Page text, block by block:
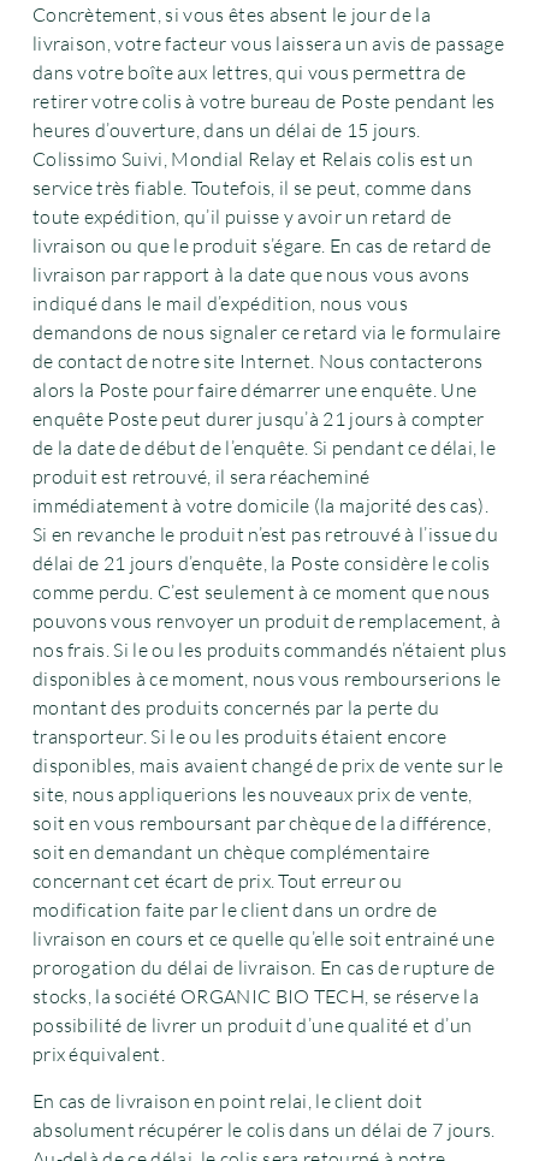
Concrètement, si vous êtes absent le jour de la
livraison, votre facteur vous laissera un avis de passage
dans votre boîte aux lettres, qui vous permettra de
retirer votre colis à votre bureau de Poste pendant les
heures d’ouverture, dans un délai de 15 jours.
Colissimo Suivi, Mondial Relay et Relais colis est un
service très fiable. Toutefois, il se peut, comme dans
toute expédition, qu’il puisse y avoir un retard de
livraison ou que le produit s’égare. En cas de retard de
livraison par rapport à la date que nous vous avons
indiqué dans le mail d’expédition, nous vous
demandons de nous signaler ce retard via le formulaire
de contact de notre site Internet. Nous contacterons
alors la Poste pour faire démarrer une enquête. Une
enquête Poste peut durer jusqu’à 21 jours à compter
de la date de début de l’enquête. Si pendant ce délai, le
produit est retrouvé, il sera réacheminé
immédiatement à votre domicile (la majorité des cas).
Si en revanche le produit n’est pas retrouvé à l’issue du
délai de 21 jours d’enquête, la Poste considère le colis
comme perdu. C’est seulement à ce moment que nous
pouvons vous renvoyer un produit de remplacement, à
nos frais. Si le ou les produits commandés n’étaient plus
disponibles à ce moment, nous vous rembourserions le
montant des produits concernés par la perte du
transporteur. Si le ou les produits étaient encore
disponibles, mais avaient changé de prix de vente sur le
site, nous appliquerions les nouveaux prix de vente,
soit en vous remboursant par chèque de la différence,
soit en demandant un chèque complémentaire
concernant cet écart de prix. Tout erreur ou
modification faite par le client dans un ordre de
livraison en cours et ce quelle qu’elle soit entrainé une
prorogation du délai de livraison. En cas de rupture de
stocks, la société ORGANIC BIO TECH, se réserve la
possibilité de livrer un produit d’une qualité et d’un
prix équivalent.
En cas de livraison en point relai, le client doit
absolument récupérer le colis dans un délai de 7 jours.